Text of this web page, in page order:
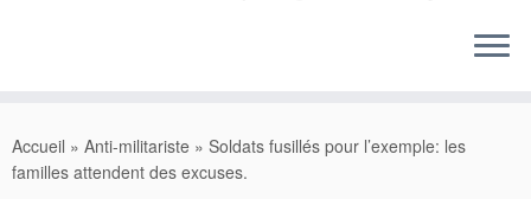
Accueil » Anti-militariste » Soldats fusillés pour l’exemple: les
familles attendent des excuses.